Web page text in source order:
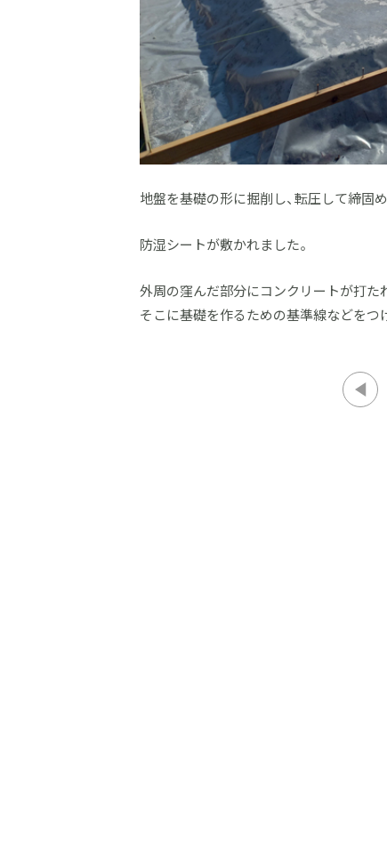
地盤を基礎の形に掘削し、転圧して締固め
防湿シートが敷かれました。
外周の窪んだ部分にコンクリートが打た
そこに基礎を作るための基準線などをつ